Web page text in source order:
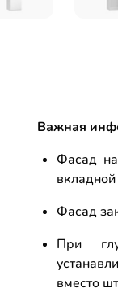
Важная
Фасад
Фасад
При
вместо